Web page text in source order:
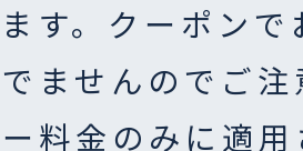
す。クーポン
ませんのでご
ー料金のみに適